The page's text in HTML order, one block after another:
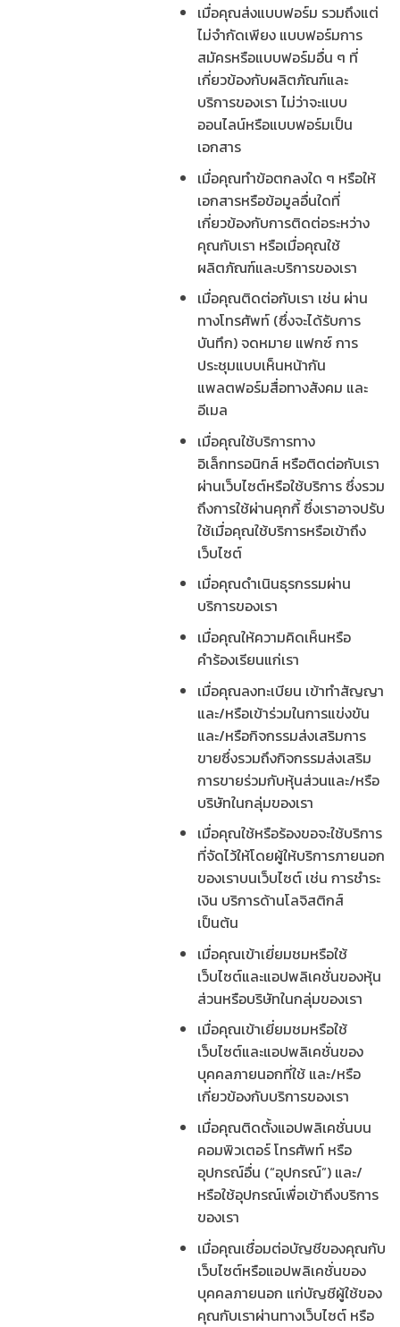
เมื่อคุณส่งแบบฟอร์ม รวมถึงแต่
ไม่จำกัดเพียง แบบฟอร์มการ
สมัครหรือแบบฟอร์มอื่น ๆ ที่
เกี่ยวข้องกับผลิตภัณฑ์และ
บริการของเรา ไม่ว่าจะแบบ
ออนไลน์หรือแบบฟอร์มเป็น
เอกสาร
เมื่อคุณทำข้อตกลงใด ๆ หรือให้
เอกสารหรือข้อมูลอื่นใดที่
เกี่ยวข้องกับการติดต่อระหว่าง
คุณกับเรา หรือเมื่อคุณใช้
ผลิตภัณฑ์และบริการของเรา
เมื่อคุณติดต่อกับเรา เช่น ผ่าน
ทางโทรศัพท์ (ซึ่งจะได้รับการ
บันทึก) จดหมาย แฟกซ์ การ
ประชุมแบบเห็นหน้ากัน
แพลตฟอร์มสื่อทางสังคม และ
อีเมล
เมื่อคุณใช้บริการทาง
อิเล็กทรอนิกส์ หรือติดต่อกับเรา
ผ่านเว็บไซต์หรือใช้บริการ ซึ่งรวม
ถึงการใช้ผ่านคุกกี้ ซึ่งเราอาจปรับ
ใช้เมื่อคุณใช้บริการหรือเข้าถึง
เว็บไซต์
เมื่อคุณดำเนินธุรกรรมผ่าน
บริการของเรา
เมื่อคุณให้ความคิดเห็นหรือ
คำร้องเรียนแก่เรา
เมื่อคุณลงทะเบียน เข้าทำสัญญา
และ/หรือเข้าร่วมในการแข่งขัน
และ/หรือกิจกรรมส่งเสริมการ
ขายซึ่งรวมถึงกิจกรรมส่งเสริม
การขายร่วมกับหุ้นส่วนและ/หรือ
บริษัทในกลุ่มของเรา
เมื่อคุณใช้หรือร้องขอจะใช้บริการ
ที่จัดไว้ให้โดยผู้ให้บริการภายนอก
ของเราบนเว็บไซต์ เช่น การชำระ
เงิน บริการด้านโลจิสติกส์
เป็นต้น
เมื่อคุณเข้าเยี่ยมชมหรือใช้
เว็บไซต์และแอปพลิเคชั่นของหุ้น
ส่วนหรือบริษัทในกลุ่มของเรา
เมื่อคุณเข้าเยี่ยมชมหรือใช้
เว็บไซต์และแอปพลิเคชั่นของ
บุคคลภายนอกที่ใช้ และ/หรือ
เกี่ยวข้องกับบริการของเรา
เมื่อคุณติดตั้งแอปพลิเคชั่นบน
คอมพิวเตอร์ โทรศัพท์ หรือ
อุปกรณ์อื่น (“อุปกรณ์”) และ/
หรือใช้อุปกรณ์เพื่อเข้าถึงบริการ
ของเรา
เมื่อคุณเชื่อมต่อบัญชีของคุณกับ
เว็บไซต์หรือแอปพลิเคชั่นของ
บุคคลภายนอก แก่บัญชีผู้ใช้ของ
คุณกับเราผ่านทางเว็บไซต์ หรือ